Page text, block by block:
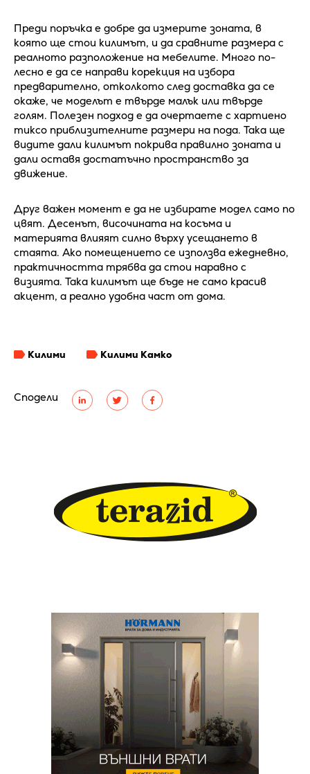
Сподели
Преди поръчка е добре да измерите зоната, в
която ще стои килимът, и да сравните размера с
реалното разположение на мебелите. Много по-
лесно е да се направи корекция на избора
предварително, отколкото след доставка да се
окаже, че моделът е твърде малък или твърде
голям. Полезен подход е да очертаете с хартиено
тиксо приблизителните размери на пода. Така ще
видите дали килимът покрива правилно зоната и
дали оставя достатъчно пространство за
движение.
Друг важен момент е да не избирате модел само по
цвят. Десенът, височината на косъма и
материята влияят силно върху усещането в
стаята. Ако помещението се използва ежедневно,
практичността трябва да стои наравно с
визията. Така килимът ще бъде не само красив
акцент, а реално удобна част от дома.
Килими Килими Камко